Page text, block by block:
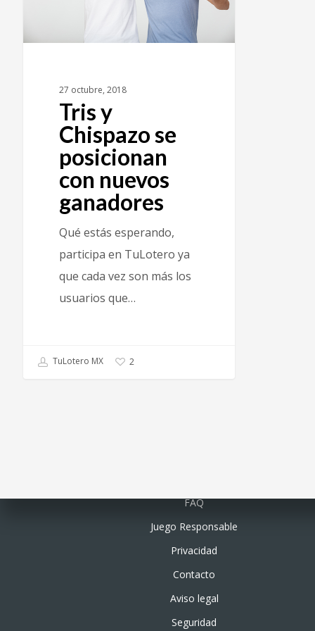
27 octubre, 2018
Tris y
Chispazo se
posicionan
con nuevos
ganadores
Qué estás esperando,
participa en TuLotero ya
que cada vez son más los
usuarios que…
TuLotero MX 2
FAQ
Juego Responsable
Privacidad
Contacto
Aviso legal
Seguridad